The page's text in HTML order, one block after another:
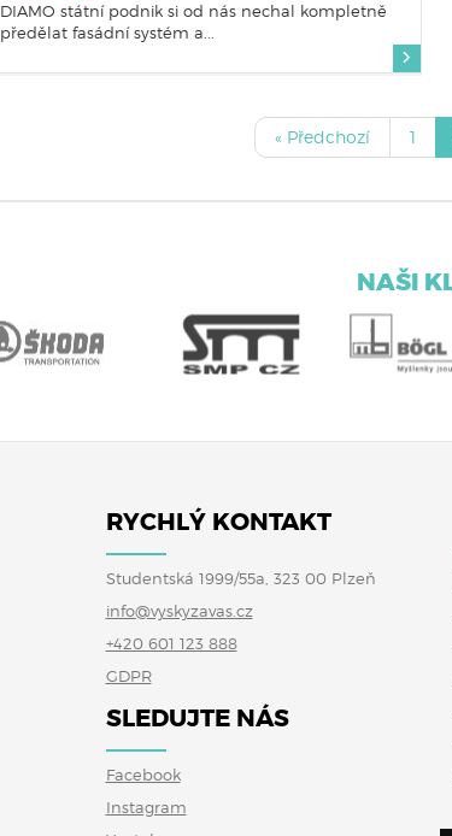
DIAMO státní podnik si od nás nechal kompletně
předělat fasádní systém a...
« Předchozí 1
NAŠI
RYCHLÝ KONTAKT
Studentská 1999/55a, 323 00 Plzeň
info@vyskyzavas.cz
+420 601 123 888
GDPR
SLEDUJTE NÁS
Facebook
Instagram